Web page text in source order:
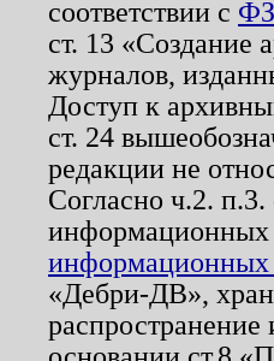
соответствии с
ст. 13 «Создание
журналов,
Доступ к
ст. 24
редакции не
Согласно ч.2.
информационных
«Дебри-ДВ»,